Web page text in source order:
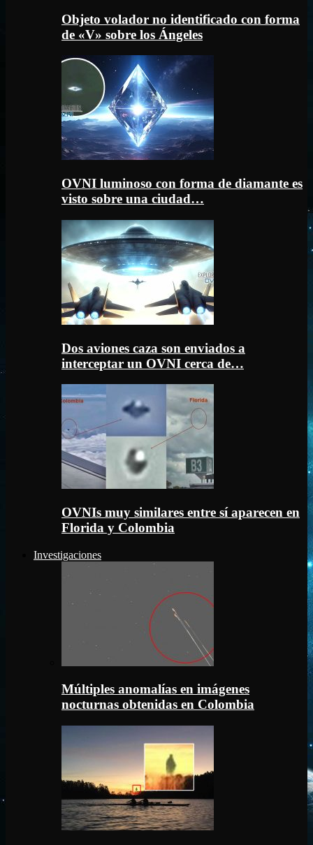
Objeto volador no identificado con forma
de «V» sobre los Ángeles
OVNI luminoso con forma de diamante es
visto sobre una ciudad…
Dos aviones caza son enviados a
interceptar un OVNI cerca de…
OVNIs muy similares entre sí aparecen en
Florida y Colombia
Investigaciones
Múltiples anomalías en imágenes
nocturnas obtenidas en Colombia